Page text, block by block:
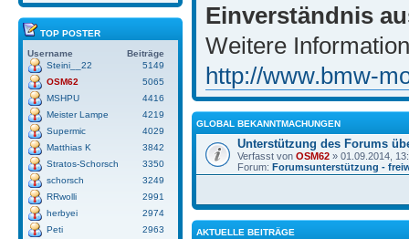
TOP POSTER
Username
Beiträge
Steini__22
5149
OSM62
5065
MSHPU
4416
Meister Lampe
4219
Supermic
4029
Matthias K
3842
Stratos-Schorsch
3350
schorsch
3249
RRwolli
2991
herbyei
2974
Peti
2963
Einverständnis
Weitere
http://www.bmw-
GLOBAL BEKANNTMACHUNGEN
Unterstützung des Forums
Verfasst von OSM62 » 01.09.2014,
Forum: Forumsunterstützung -
AKTUELLE BEITRÄGE